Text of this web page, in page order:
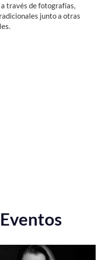
través de fotografías,
junto a otras